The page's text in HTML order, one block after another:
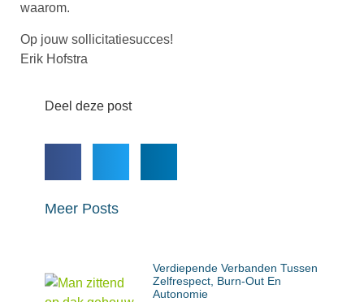
waarom.
Op jouw sollicitatiesucces!
Erik Hofstra
Deel deze post
Meer Posts
Verdiepende Verbanden Tussen
Zelfrespect, Burn-Out En
Autonomie